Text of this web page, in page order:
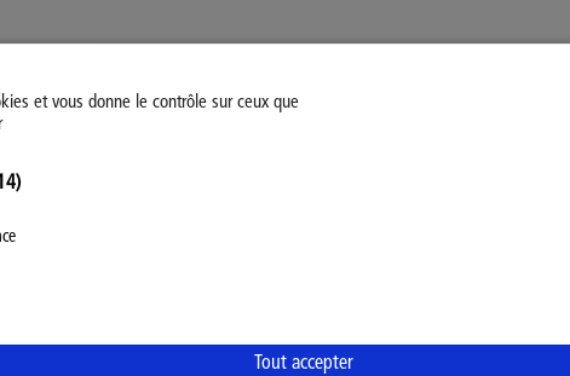
et vous donne le contrôle sur ceux que
Tout accepter
6P_opérateur_de_prod_agroaliment.pdf